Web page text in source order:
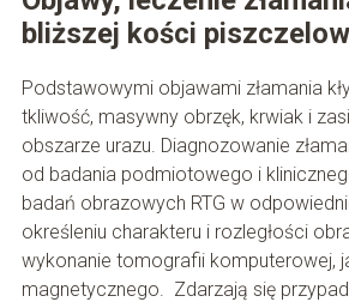
bliższej kości
Podstawowymi objawami złamania
tkliwość, masywny obrzęk, krwiak i
obszarze urazu. Diagnozowanie
od badania podmiotowego i
badań obrazowych RTG w
określeniu charakteru i rozległości
wykonanie tomografii komputerowej,
magnetycznego. Zdarzają się